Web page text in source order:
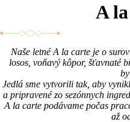
A
Naše letné A la carte je o
losos, voňavý kôpor, šťavnaté
Jedlá sme vytvorili tak, aby
a pripravené zo sezónnych
A la carte podávame počas
až